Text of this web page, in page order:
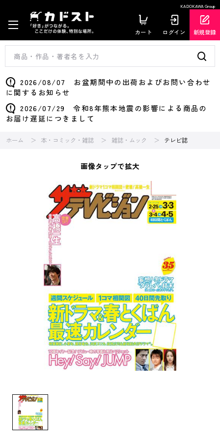
KADOKAWA Group
カート ログイン 新規登録
2026/08/07 お盆期間中の出荷およびお問い合わせ
に関するお知らせ
2026/07/29 令和8年熊本地震の影響による商品の
お届け遅延につきまして
ホーム 本・コミック・雑誌 雑誌・ムック テレビ誌
画像タップで拡大